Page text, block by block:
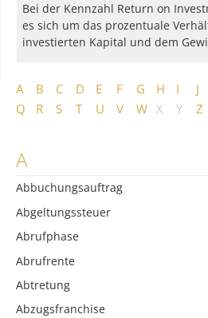
A B C D E F G H I J
Q
R S T U V W X Y Z
A
Abbuchungsauftrag
Abgeltungssteuer
Abrufphase
Abrufrente
Abtretung
Abzugsfranchise
Bei der Kennzahl Return on
es sich um das prozentuale
investierten Kapital und dem